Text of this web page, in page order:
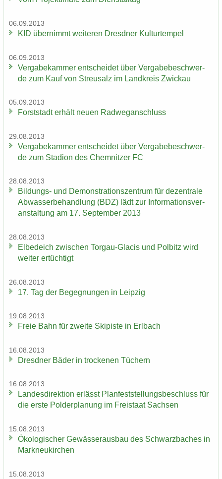
06.09.2013
KID über­nimmt wei­te­ren Dresd­ner Kul­tur­tem­pel
06.09.2013
Ver­ga­be­kam­mer ent­schei­det über Ver­ga­be­be­schwer­
de zum Kauf von Streu­salz im Land­kreis Zwi­ckau
05.09.2013
Forst­stadt er­hält neuen Rad­weg­an­schluss
29.08.2013
Ver­ga­be­kam­mer ent­schei­det über Ver­ga­be­be­schwer­
de zum Sta­di­on des Chem­nit­zer FC
28.08.2013
Bildungs-​ und De­mons­tra­ti­ons­zen­trum für de­zen­tra­le
Ab­was­ser­be­hand­lung (BDZ) lädt zur In­for­ma­ti­ons­ver­
an­stal­tung am 17. Sep­tem­ber 2013
28.08.2013
El­be­deich zwi­schen Torgau-​Glacis und Pol­bitz wird
wei­ter er­tüch­tigt
26.08.2013
17. Tag der Be­geg­nun­gen in Leip­zig
19.08.2013
Freie Bahn für zwei­te Ski­pis­te in Erl­bach
16.08.2013
Dresd­ner Bäder in tro­cke­nen Tü­chern
16.08.2013
Lan­des­di­rek­ti­on er­lässt Plan­fest­stel­lungs­be­schluss für
die erste Pol­der­pla­nung im Frei­staat Sach­sen
15.08.2013
Öko­lo­gi­scher Ge­wäs­ser­aus­bau des Schwarz­ba­ches in
Mark­neu­kir­chen
15.08.2013